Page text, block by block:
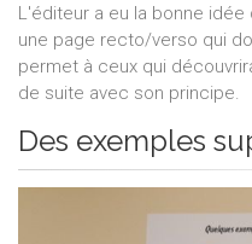
L'éditeur a eu la bonne
une page recto/verso qui
permet à ceux qui
de suite avec son principe.
Des exemples